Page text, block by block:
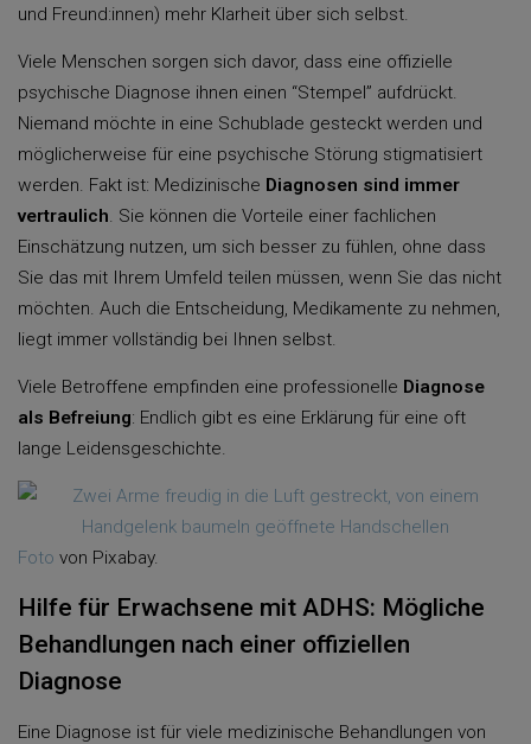
und Freund:innen) mehr Klarheit über sich selbst.
Viele Menschen sorgen sich davor, dass eine offizielle
psychische Diagnose ihnen einen “Stempel” aufdrückt.
Niemand möchte in eine Schublade gesteckt werden und
möglicherweise für eine psychische Störung stigmatisiert
werden. Fakt ist: Medizinische Diagnosen sind immer
vertraulich. Sie können die Vorteile einer fachlichen
Einschätzung nutzen, um sich besser zu fühlen, ohne dass
Sie das mit Ihrem Umfeld teilen müssen, wenn Sie das nicht
möchten. Auch die Entscheidung, Medikamente zu nehmen,
liegt immer vollständig bei Ihnen selbst.
Viele Betroffene empfinden eine professionelle Diagnose
als Befreiung: Endlich gibt es eine Erklärung für eine oft
lange Leidensgeschichte.
Foto von Pixabay.
Hilfe für Erwachsene mit ADHS: Mögliche
Behandlungen nach einer offiziellen
Diagnose
Eine Diagnose ist für viele medizinische Behandlungen von